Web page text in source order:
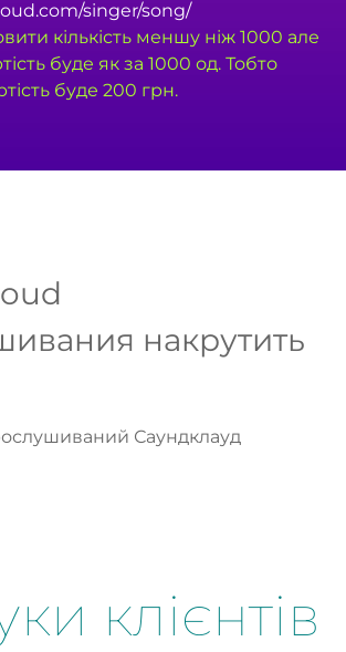
singer/song/
кількість меншу ніж 1000 але
буде як за 1000 од. Тобто
буде 200 грн.
накрутить
клієнтів